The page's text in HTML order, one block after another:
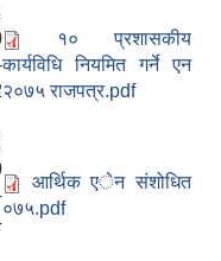
१० प्रशासकीय
कार्यविधि नियमित गर्ने एन
२०७५ राजपत्र.pdf
आर्थिक एेन संशोधित
०७५.pdf